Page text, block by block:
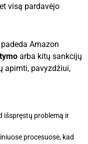
visą pardavėjo
Amazon
arba kitų sankcijų
apimti, pavyzdžiui,
išspręstų problemą ir
procesuose, kad